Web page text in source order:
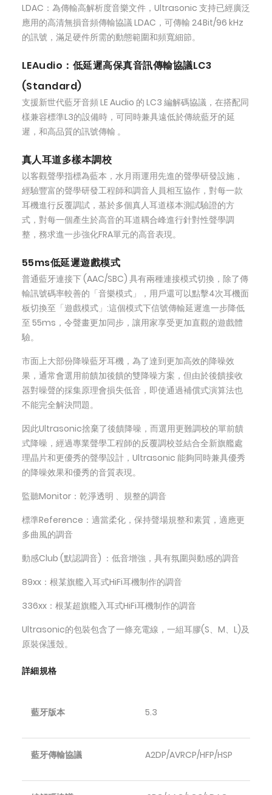
LDAC：為傳輸高解析度音樂文件，Ultrasonic 支持已經廣泛
應用的高清無損音頻傳輸協議 LDAC，可傳輸 24Bit/96 kHz
的訊號，滿足硬件所需的動態範圍和頻寬細節。
LEAudio：低延遲高保真音訊傳輸協議LC3
(Standard)
支援新世代藍牙音頻 LE Audio 的 LC3 編解碼協議，在搭配同
樣兼容標準L3的設備時，可同時兼具遠低於傳統藍牙的延
遲，和高品質的訊號傳輸 。
真人耳道多樣本調校
以客觀聲學指標為藍本，水月雨運用先進的聲學研發設施，
經驗豐富的聲學研發工程師和調音人員相互協作，對每一款
耳機進行反覆調試，基於多個真人耳道樣本測試驗證的方
式，對每一個產生於高音的耳道耦合峰進行針對性聲學調
整，務求進一步強化FRA單元的高音表現。
55ms低延遲遊戲模式
普通藍牙連接下 (AAC/SBC) 具有兩種連接模式切換，除了傳
輸訊號碼率較善的「音樂模式」，用戶還可以點擊4次耳機面
板切換至「遊戲模式」:這個模式下信號傳輸延遲進一步降低
至 55ms，令聲畫更加同步，讓用家享受更加直觀的遊戲體
驗。
市面上大部份降噪藍牙耳機，為了達到更加高效的降噪效
果，通常會選用前饋加後饋的雙降噪方案，但由於後饋接收
器對噪聲的採集原理會損失低音，即使通過補償式演算法也
不能完全解決問題。
因此Ultrasonic捨棄了後饋降噪，而選用更難調校的單前饋
式降噪，經過專業聲學工程師的反覆調校並結合全新旗艦處
理晶片和更優秀的聲學設計，Ultrasonic 能夠同時兼具優秀
的降噪效果和優秀的音質表現。
監聽Monitor：乾淨透明 、規整的調音
標準Reference：適當柔化，保持聲場規整和素質，適應更
多曲風的調音
動感Club (默認調音) ：低音增強，具有氛圍與動感的調音
89xx：根某旗艦入耳式HiFi耳機制作的調音
336xx：根某超旗艦入耳式HiFi耳機制作的調音
Ultrasonic的包裝包含了一條充電線，一組耳膠(S、M、L)及
原裝保護殼。
詳細規格
藍牙版本 5.3
藍牙傳輸協議 A2DP/AVRCP/HFP/HSP